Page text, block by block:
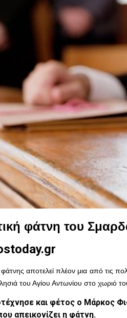
φάτνη του
αποτελεί πλέον μια από τις
του Αγίου Αντωνίου στο χωριό
και φέτος ο Μάρκος
απεικονίζει η φάτνη.